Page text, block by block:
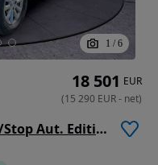
1 / 6
Opel Mokka 1.2L Turbo Start/Stop Aut. Edition
18 501 EUR
(15 290 EUR- net)